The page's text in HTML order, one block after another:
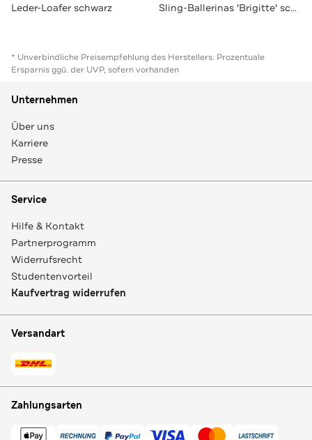
Leder-Loafer schwarz Sling-Ballerinas 'Brigitte' schwarz
* Unverbindliche Preisempfehlung des Herstellers. Prozentuale
Ersparnis ggü. der UVP, sofern vorhanden
Unternehmen
Über uns
Karriere
Presse
Service
Hilfe & Kontakt
Partnerprogramm
Widerrufsrecht
Studentenvorteil
Kaufvertrag widerrufen
Versandart
Zahlungsarten